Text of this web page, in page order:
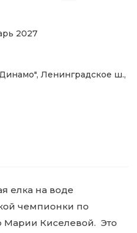
2027
Ленинградское ш.,
елка на воде
чемпионки по
Киселевой. Это